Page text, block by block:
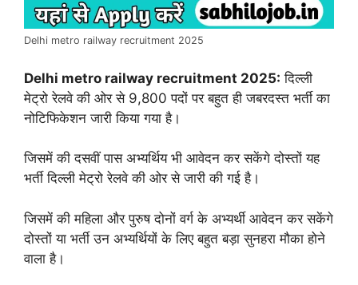
Delhi metro railway recruitment 2025
Delhi metro railway recruitment 2025: दिल्ली
मेट्रो रेलवे की ओर से 9,800 पदों पर बहुत ही जबरदस्त भर्ती का
नोटिफिकेशन जारी किया गया है।
जिसमें की दसवीं पास अभ्यर्थिय भी आवेदन कर सकेंगे दोस्तों यह
भर्ती दिल्ली मेट्रो रेलवे की ओर से जारी की गई है।
जिसमें की महिला और पुरुष दोनों वर्ग के अभ्यर्थी आवेदन कर सकेंगे
दोस्तों या भर्ती उन अभ्यर्थियों के लिए बहुत बड़ा सुनहरा मौका होने
वाला है।